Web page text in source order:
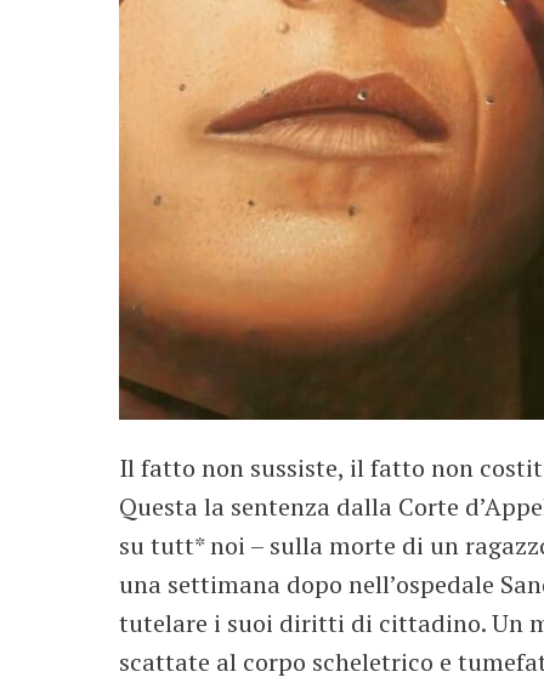
Il fatto non sussiste, il fatto non
Questa la sentenza dalla Corte
su tutt* noi – sulla morte di un
una settimana dopo nell’ospedale
tutelare i suoi diritti di cittadino. Un
scattate al corpo scheletrico e